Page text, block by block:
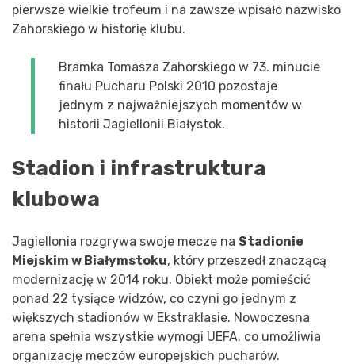
pierwsze wielkie trofeum i na zawsze wpisało nazwisko
Zahorskiego w historię klubu.
Bramka Tomasza Zahorskiego w 73. minucie
finału Pucharu Polski 2010 pozostaje
jednym z najważniejszych momentów w
historii Jagiellonii Białystok.
Stadion i infrastruktura
klubowa
Jagiellonia rozgrywa swoje mecze na Stadionie
Miejskim w Białymstoku, który przeszedł znaczącą
modernizację w 2014 roku. Obiekt może pomieścić
ponad 22 tysiące widzów, co czyni go jednym z
większych stadionów w Ekstraklasie. Nowoczesna
arena spełnia wszystkie wymogi UEFA, co umożliwia
organizację meczów europejskich pucharów.